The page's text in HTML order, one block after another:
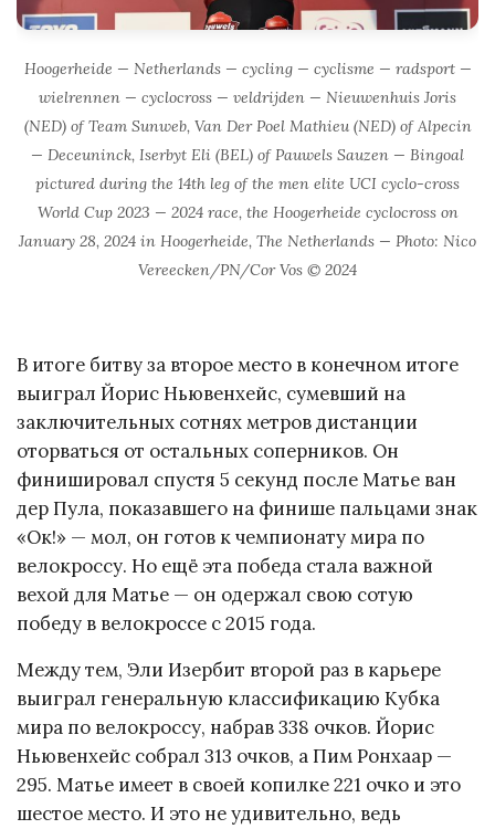
Hoogerheide — Netherlands — cycling — cyclisme — radsport —
wielrennen — cyclocross — veldrijden — Nieuwenhuis Joris
(NED) of Team Sunweb, Van Der Poel Mathieu (NED) of Alpecin
— Deceuninck, Iserbyt Eli (BEL) of Pauwels Sauzen — Bingoal
pictured during the 14th leg of the men elite UCI cyclo-cross
World Cup 2023 — 2024 race, the Hoogerheide cyclocross on
January 28, 2024 in Hoogerheide, The Netherlands — Photo: Nico
Vereecken/PN/Cor Vos © 2024
В итоге битву за второе место в конечном итоге
выиграл Йорис Ньювенхейс, сумевший на
заключительных сотнях метров дистанции
оторваться от остальных соперников. Он
финишировал спустя 5 секунд после Матье ван
дер Пула, показавшего на финише пальцами знак
«Ок!» — мол, он готов к чемпионату мира по
велокроссу. Но ещё эта победа стала важной
вехой для Матье — он одержал свою сотую
победу в велокроссе с 2015 года.
Между тем, Эли Изербит второй раз в карьере
выиграл генеральную классификацию Кубка
мира по велокроссу, набрав 338 очков. Йорис
Ньювенхейс собрал 313 очков, а Пим Ронхаар —
295. Матье имеет в своей копилке 221 очко и это
шестое место. И это не удивительно, ведь